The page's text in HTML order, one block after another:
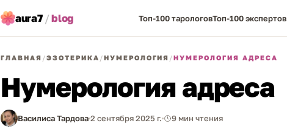
aura7 /blog Топ-100 тарологовТоп-100 экспертов
ГЛАВНАЯ /ЭЗОТЕРИКА /НУМЕРОЛОГИЯ /НУМЕРОЛОГИЯ АДРЕСА
Нумерология адреса
Василиса Тардова2 сентября 2025 г. 9 мин чтения